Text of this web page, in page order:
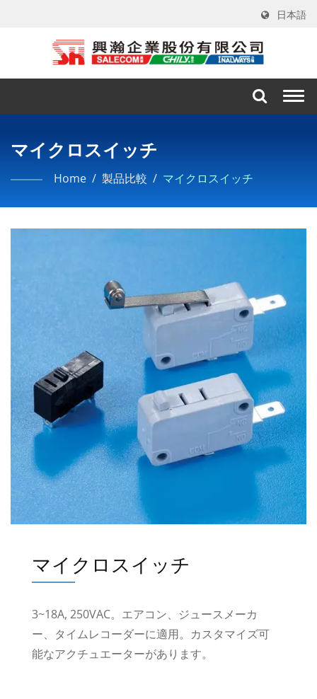
日本語
マイクロスイッチ
Home / 製品比較 / マイクロスイッチ
マイクロスイッチ
3~18A, 250VAC。エアコン、ジュースメーカ
ー、タイムレコーダーに適用。カスタマイズ可
能なアクチュエーターがあります。